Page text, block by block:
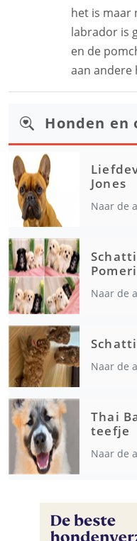
het is maar
labrador is
en de
aan andere
Honden en
Jones
Naar de
Naar de
Naar de
Thai
teefje
Naar de